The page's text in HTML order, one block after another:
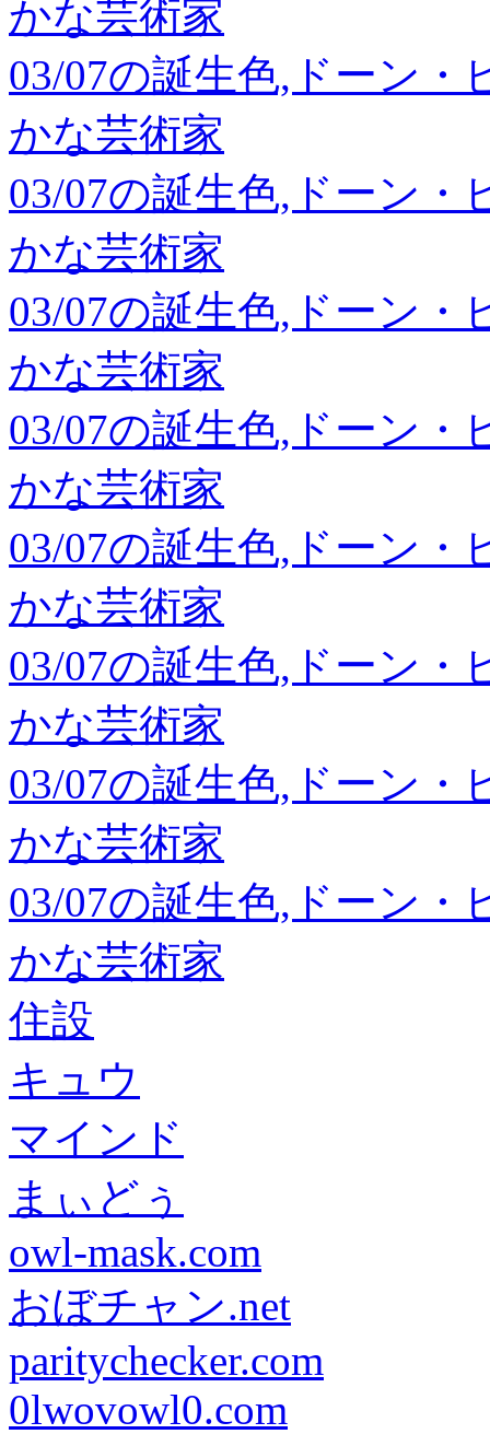
かな芸術家
03/07の誕生色,ドーン・
かな芸術家
03/07の誕生色,ドーン・
かな芸術家
03/07の誕生色,ドーン・
かな芸術家
03/07の誕生色,ドーン・
かな芸術家
03/07の誕生色,ドーン・
かな芸術家
03/07の誕生色,ドーン・
かな芸術家
03/07の誕生色,ドーン・
かな芸術家
03/07の誕生色,ドーン・
かな芸術家
住設
キュウ
マインド
まぃどぅ
owl-mask.com
おぼチャン.net
paritychecker.com
0lwovowl0.com